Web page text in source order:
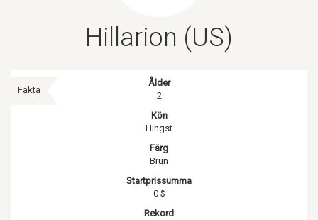
Hillarion (US)
Fakta
Ålder
2
Kön
Hingst
Färg
Brun
Startprissumma
0 $
Rekord